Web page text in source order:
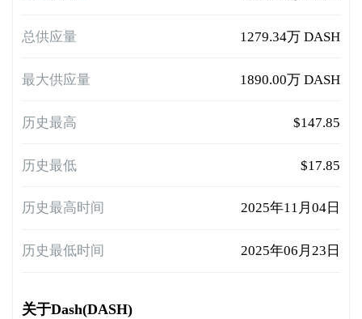
总供应量 1279.34万 DASH
最大供应量 1890.00万 DASH
历史最高 $147.85
历史最低 $17.85
历史最高时间 2025年11月04日
历史最低时间 2025年06月23日
关于Dash(DASH)